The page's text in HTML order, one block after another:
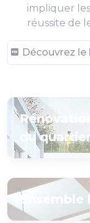
impliquer
réussite de
Découvrez le
du
Ensemble